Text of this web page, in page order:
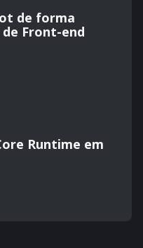
de forma
Front-end
Runtime em